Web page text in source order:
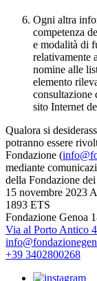
Ogni altra
competenza
e modalità di
relativamente
nomine alle
elemento
consultazione
sito Internet
Qualora si
potranno essere
Fondazione (
mediante
della Fondazione
15 novembre 2023
1893 ETS
Fondazione Genoa
Via al Porto Antico
+39 3402800268